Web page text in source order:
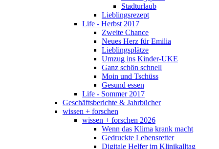
Stadturlaub
Lieblingsrezept
Life - Herbst 2017
Zweite Chance
Neues Herz für Emilia
Lieblingsplätze
Umzug ins Kinder-UKE
Ganz schön schnell
Moin und Tschüss
Gesund essen
Life - Sommer 2017
Geschäftsberichte & Jahrbücher
wissen + forschen
wissen + forschen 2026
Wenn das Klima krank macht
Gedruckte Lebensretter
Digitale Helfer im Klinikalltag